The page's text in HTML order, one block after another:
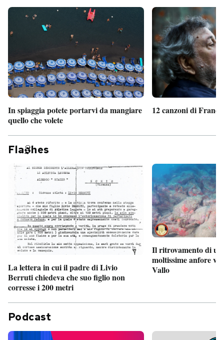
In spiaggia potete portarvi da mangiare
quello che volete
12 canzoni di
Fla hes
La lettera in cui il padre di Livio
Berruti chiedeva che suo figlio non
corresse i 200 metri
Il ritrovamento di
moltissime anfore
Vallo
Podcast